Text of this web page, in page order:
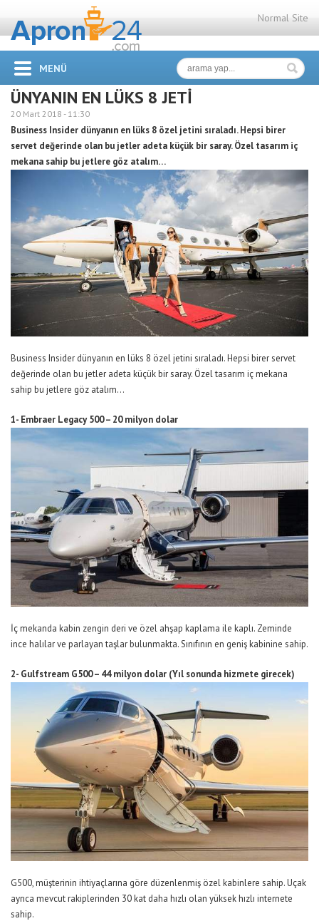
Normal Site
MENÜ
ÜNYANIN EN LÜKS 8 JETİ
20 Mart 2018 - 11:30
Business Insider dünyanın en lüks 8 özel jetini sıraladı. Hepsi birer
servet değerinde olan bu jetler adeta küçük bir saray. Özel tasarım iç
mekana sahip bu jetlere göz atalım…
Business Insider dünyanın en lüks 8 özel jetini sıraladı. Hepsi birer servet
değerinde olan bu jetler adeta küçük bir saray. Özel tasarım iç mekana
sahip bu jetlere göz atalım…
1- Embraer Legacy 500 – 20 milyon dolar
İç mekanda kabin zengin deri ve özel ahşap kaplama ile kaplı. Zeminde
ince halılar ve parlayan taşlar bulunmakta. Sınıfının en geniş kabinine sahip.
2- Gulfstream G500 – 44 milyon dolar (Yıl sonunda hizmete girecek)
G500, müşterinin ihtiyaçlarına göre düzenlenmiş özel kabinlere sahip. Uçak
ayrıca mevcut rakiplerinden 30 kat daha hızlı olan yüksek hızlı internete
sahip.